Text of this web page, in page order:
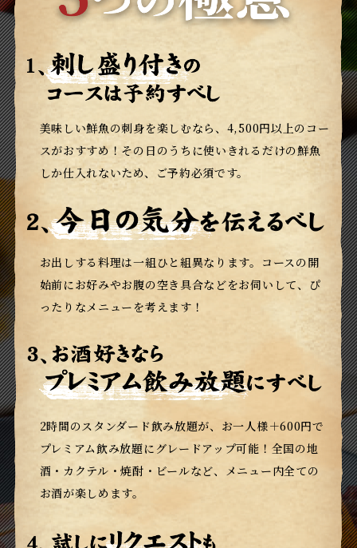
美味しい鮮魚の刺身を楽しむなら、4,500円以上のコー
スがおすすめ！ その日のうちに使いきれるだけの鮮魚
しか仕入れないため、ご予約必須です。
お出しする料理は一組ひと組異なります。 コースの開
始前にお好みやお腹の空き具合などをお伺いして、ぴ
ったりなメニューを考えます！
2時間のスタンダード飲み放題が、お一人様＋600円で
プレミアム飲み放題にグレードアップ可能！ 全国の地
酒・カクテル・焼酎・ビールなど、メニュー内全ての
お酒が楽しめます。